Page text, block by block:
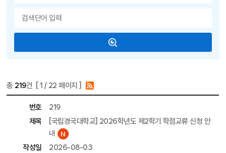
총 219건 [1 / 22 페이지 ]
번호
219
제목
[국립경국대학교] 2026학년도 제2학기 학점교류 신청 안
내
작성일
2026-08-03